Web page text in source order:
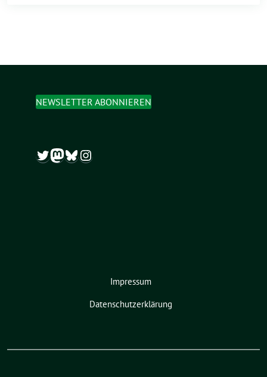
NEWSLETTER ABONNIEREN
Twitter
Mastodon
Bluesky
Instagram
Impressum
Datenschutzerklärung